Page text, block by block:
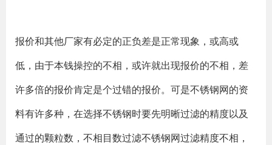
报价和其他厂家有必定的正负差是正常现象，或高或
低，由于本钱操控的不相，或许就出现报价的不相，差
许多倍的报价肯定是个过错的报价。可是不锈钢网的资
料有许多种，在选择不锈钢时要先明晰过滤的精度以及
通过的颗粒数，不相目数过滤不锈钢网过滤精度不相，